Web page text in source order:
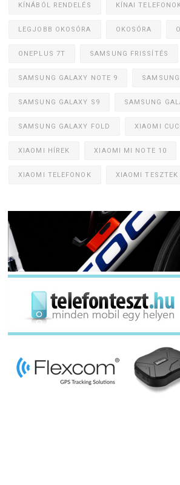
KÍNÁBÓL RENDELÉS KÍNAI
LEGJOBB OKOSÓRA OKOSÓRA
ONEPLUS 7T SAMSUNG FRISSÍTÉS
SAMSUNG GALAXY NOTE 9
SAMSUNG GALAXY S9 SAMSUNG
SAMSUNG GALAXY FOLD XIAOMI
XIAOMI HÍREK XIAOMI MI NOTE 10
XIAOMI TELEFONOK XIAOMI TESZTEK